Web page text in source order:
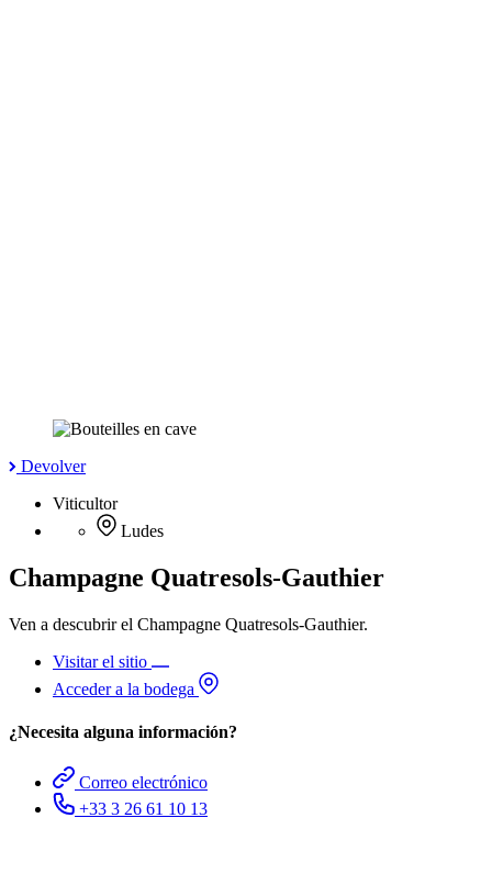
Devolver
Viticultor
Ludes
Champagne Quatresols-Gauthier
Ven a descubrir el Champagne Quatresols-Gauthier.
Visitar el sitio
Acceder a la bodega
¿Necesita alguna información?
Correo electrónico
+33 3 26 61 10 13